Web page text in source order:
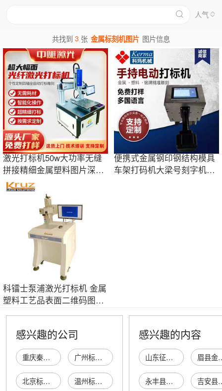
人气
共找到3 张 金属标刻机图片 图片信息
激光打标机50w大功率无缝
拼接精细金属塑料图片深雕
高速激光打码
便携式金属钢印钢结构模具
车架打码机大梁号刻字机手
科镭士泵浦激光打标机 金属
塑料工艺品表面二维码图片
感兴趣的公司
重庆秦驰标刻机制造有限公司 广州标刻百货商行
北京标刻商贸中心 温州标刻包装有限公司
感兴趣的内容
山东征龙建筑工程有限公司 眉县金渠镇
永丰县恩江镇肖家酒厂 吉安县